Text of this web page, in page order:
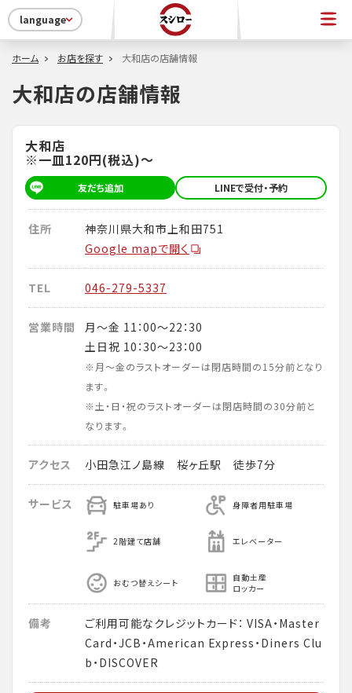
language
ホーム お店を探す 大和店の店舗情報
大和店の店舗情報
大和店
※一皿120円(税込)～
友だち追加 LINEで受付・予約
住所
神奈川県大和市上和田751
Google mapで開く
TEL 046-279-5337
営業時間
月～金 11：00～22：30
土日祝 10：30～23：00
※月～金のラストオーダーは閉店時間の15分前となり
ます。
※土・日・祝のラストオーダーは閉店時間の30分前と
なります。
アクセス 小田急江ノ島線 桜ヶ丘駅 徒歩7分
サービス 駐車場あり 身障者用駐車場
2階建て店舗 エレベーター
おむつ替えシート
自動土産
ロッカー
備考
ご利用可能なクレジットカード： VISA・Master
Card・JCB・American Express・Diners Clu
b・DISCOVER